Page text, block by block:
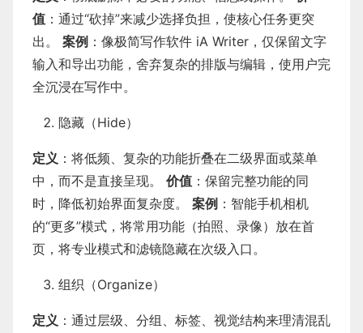
值 ：通过“砍掉”来减少选择负担，使核心任务更突
出。 案例 ：像极简写作软件 iA Writer，仅保留文字
输入和导出功能，舍弃复杂的排版与编辑，使用户完
全沉浸在写作中。
隐藏（Hide）
定义 ：将低频、复杂的功能折叠在二级界面或菜单
中，而不是直接呈现。 价值 ：保留完整功能的同
时，降低初始界面复杂度。 案例 ：智能手机相机
的“更多”模式，将常用功能（拍照、录像）放在首
页，将专业模式和滤镜隐藏在次级入口。
组织（Organize）
定义 ：通过层级、分组、标签、视觉结构来理清混乱